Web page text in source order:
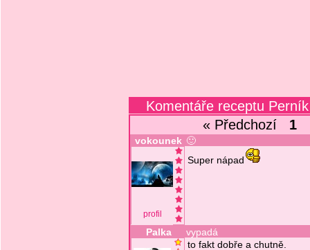
Komentáře receptu
« Předchozí
1
vokounek 🙂
profil
Super nápad
Palka
vypadá
to fakt dobře a chutně.